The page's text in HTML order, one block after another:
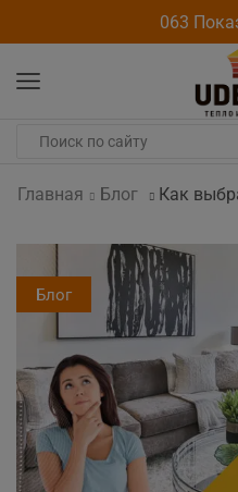
063
Главная Блог Как
Блог